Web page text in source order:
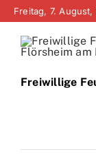
Zum
springen
Freitag, 7. August,
Freiwillige
Home